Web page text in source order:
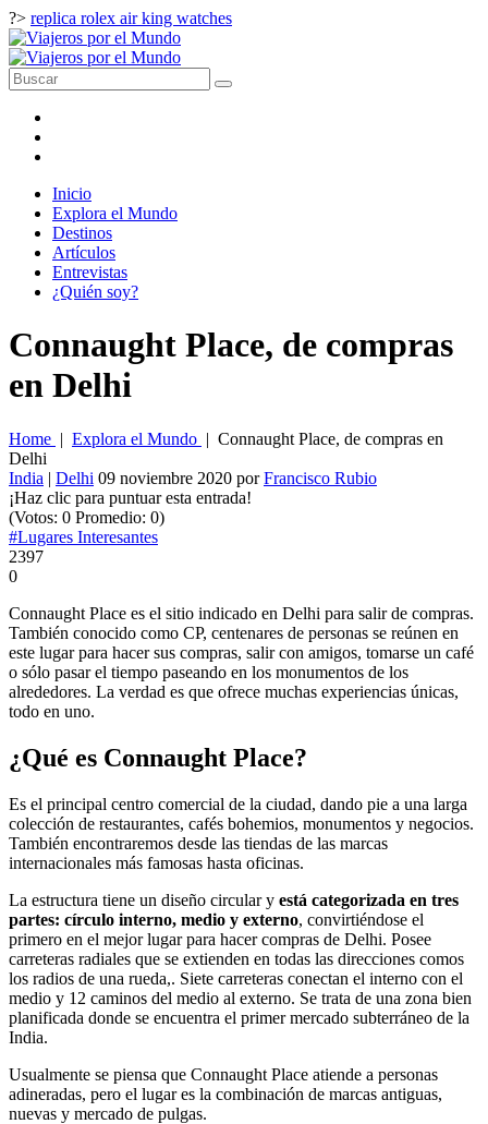
?> replica rolex air king watches
Inicio
Explora el Mundo
Destinos
Artículos
Entrevistas
¿Quién soy?
Connaught Place, de compras
en Delhi
Home | Explora el Mundo | Connaught Place, de compras en
Delhi
India | Delhi 09 noviembre 2020 porFrancisco Rubio
¡Haz clic para puntuar esta entrada!
(Votos: 0 Promedio: 0)
#Lugares Interesantes
2397
0
Connaught Place es el sitio indicado en Delhi para salir de compras.
También conocido como CP, centenares de personas se reúnen en
este lugar para hacer sus compras, salir con amigos, tomarse un café
o sólo pasar el tiempo paseando en los monumentos de los
alrededores. La verdad es que ofrece muchas experiencias únicas,
todo en uno.
¿Qué es Connaught Place?
Es el principal centro comercial de la ciudad, dando pie a una larga
colección de restaurantes, cafés bohemios, monumentos y negocios.
También encontraremos desde las tiendas de las marcas
internacionales más famosas hasta oficinas.
La estructura tiene un diseño circular y está categorizada en tres
partes: círculo interno, medio y externo, convirtiéndose el
primero en el mejor lugar para hacer compras de Delhi. Posee
carreteras radiales que se extienden en todas las direcciones comos
los radios de una rueda,. Siete carreteras conectan el interno con el
medio y 12 caminos del medio al externo. Se trata de una zona bien
planificada donde se encuentra el primer mercado subterráneo de la
India.
Usualmente se piensa que Connaught Place atiende a personas
adineradas, pero el lugar es la combinación de marcas antiguas,
nuevas y mercado de pulgas.